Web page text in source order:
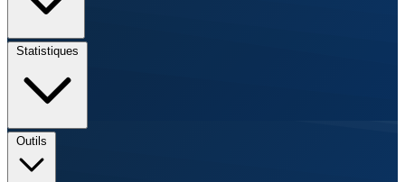
Statistiques
Outils